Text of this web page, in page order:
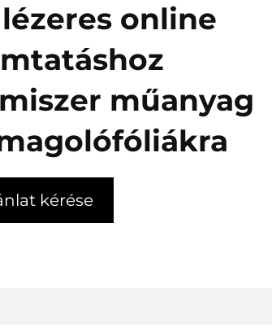
lézeres online
műanyag
kérése